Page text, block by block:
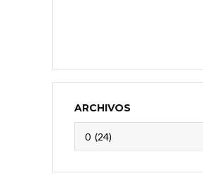
ARCHIVOS